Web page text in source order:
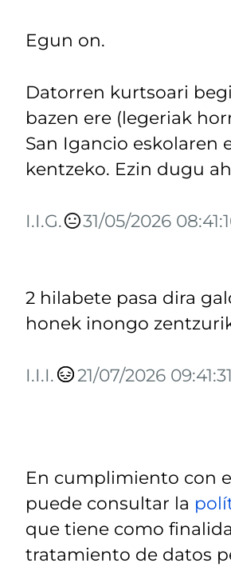
Egun on.
Datorren kurtsoari
bazen ere (legeriak
San Igancio eskolaren
kentzeko. Ezin dugu
I.I.G. 31/05/2026
2 hilabete pasa dira
honek inongo
I.I.I. 21/07/2026 09:41:31
En cumplimiento con
puede consultar la
que tiene como
tratamiento de datos